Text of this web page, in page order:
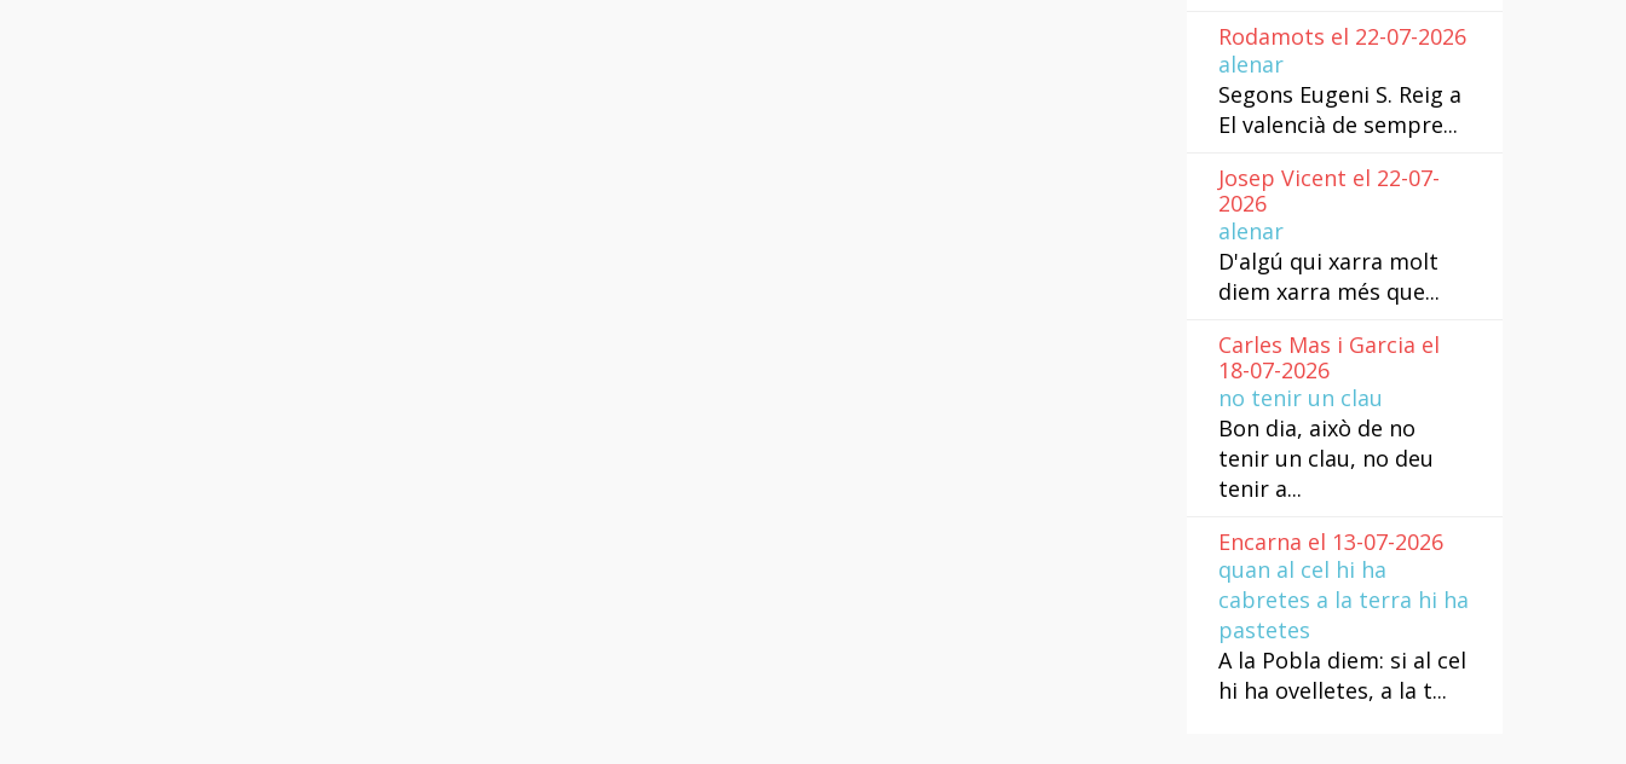
Rodamots el 22-07-2026
alenar
Segons Eugeni S. Reig a
El valencià de sempre...
Josep Vicent el 22-07-
2026
alenar
D'algú qui xarra molt
diem xarra més que...
Carles Mas i Garcia el
18-07-2026
no tenir un clau
Bon dia, això de no
tenir un clau, no deu
tenir a...
Encarna el 13-07-2026
quan al cel hi ha
cabretes a la terra hi ha
pastetes
A la Pobla diem: si al cel
hi ha ovelletes, a la t...